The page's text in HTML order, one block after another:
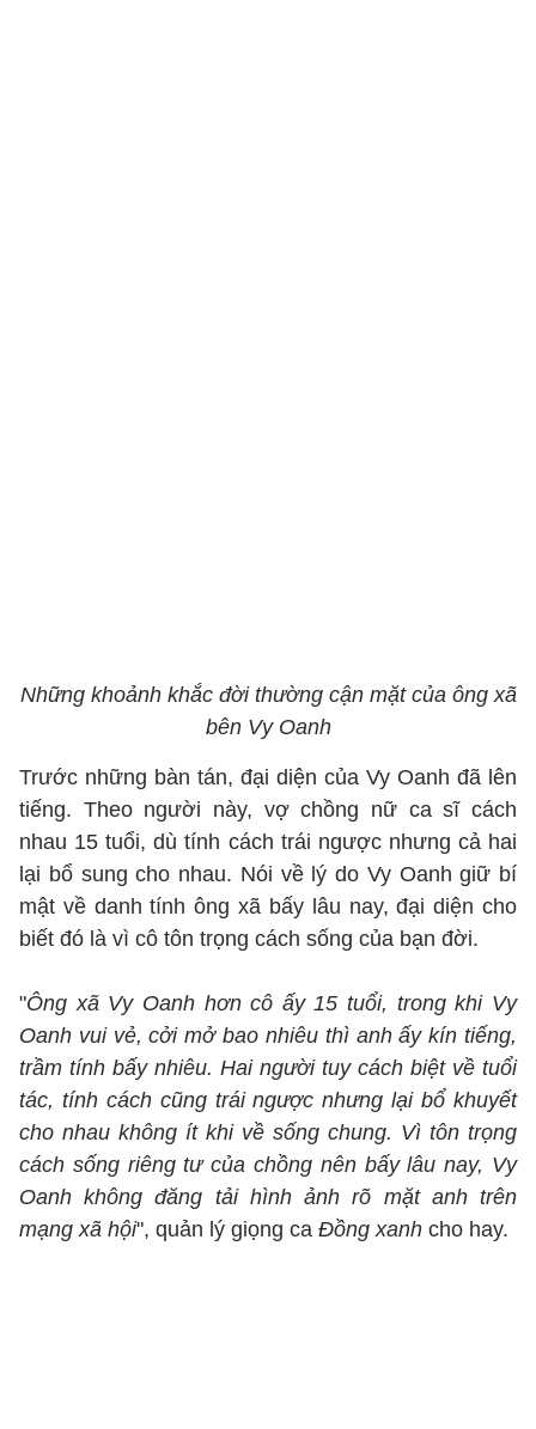
Những khoảnh khắc đời thường cận mặt của ông xã
bên Vy Oanh
Trước những bàn tán, đại diện của Vy Oanh đã lên
tiếng. Theo người này, vợ chồng nữ ca sĩ cách
nhau 15 tuổi, dù tính cách trái ngược nhưng cả hai
lại bổ sung cho nhau. Nói về lý do Vy Oanh giữ bí
mật về danh tính ông xã bấy lâu nay, đại diện cho
biết đó là vì cô tôn trọng cách sống của bạn đời.
"Ông xã Vy Oanh hơn cô ấy 15 tuổi, trong khi Vy
Oanh vui vẻ, cởi mở bao nhiêu thì anh ấy kín tiếng,
trầm tính bấy nhiêu. Hai người tuy cách biệt về tuổi
tác, tính cách cũng trái ngược nhưng lại bổ khuyết
cho nhau không ít khi về sống chung. Vì tôn trọng
cách sống riêng tư của chồng nên bấy lâu nay, Vy
Oanh không đăng tải hình ảnh rõ mặt anh trên
mạng xã hội", quản lý giọng ca Đồng xanh cho hay.